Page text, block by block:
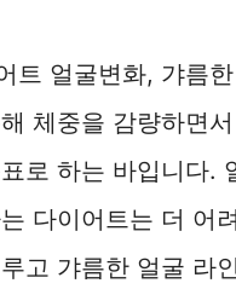
트 얼굴변화, 갸름
체중을 감량하면
로 하는 바입니다.
다이어트는 더 어
고 갸름한 얼굴 라